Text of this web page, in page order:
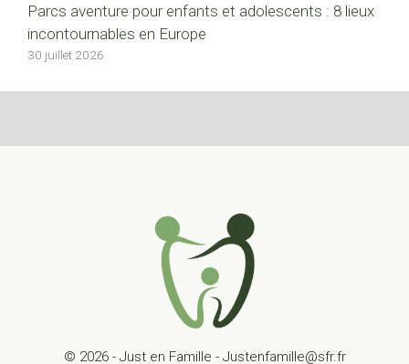
Parcs aventure pour enfants et adolescents : 8 lieux
incontournables en Europe
30 juillet 2026
© 2026 - Just en Famille - Justenfamille@sfr.fr